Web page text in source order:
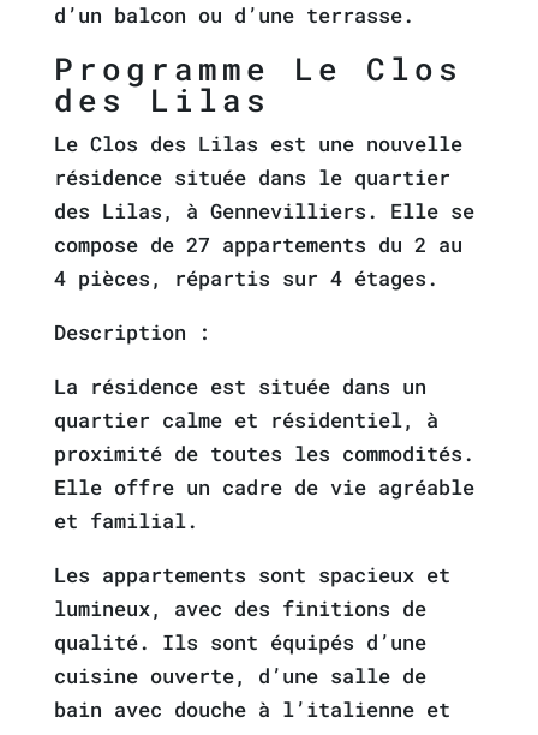
d’un balcon ou d’une terrasse.
Programme Le Clos
des Lilas
Le Clos des Lilas est une nouvelle
résidence située dans le quartier
des Lilas, à Gennevilliers. Elle se
compose de 27 appartements du 2 au
4 pièces, répartis sur 4 étages.
Description :
La résidence est située dans un
quartier calme et résidentiel, à
proximité de toutes les commodités.
Elle offre un cadre de vie agréable
et familial.
Les appartements sont spacieux et
lumineux, avec des finitions de
qualité. Ils sont équipés d’une
cuisine ouverte, d’une salle de
bain avec douche à l’italienne et